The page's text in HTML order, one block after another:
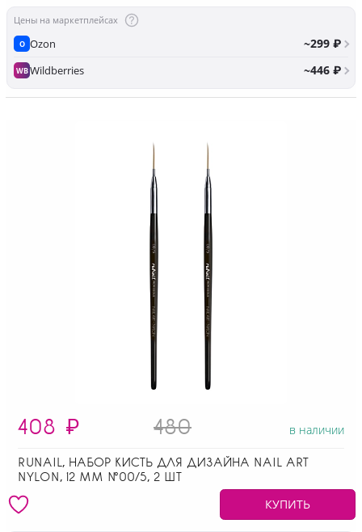
Цены на маркетплейсах
O Ozon ~299 ₽
WBWildberries ~446 ₽
408 ₽ 480 в наличии
RUNAIL, НАБОР КИСТЬ ДЛЯ ДИЗАЙНА NAIL ART
NYLON, 12 ММ №00/5, 2 ШТ
КУПИТЬ